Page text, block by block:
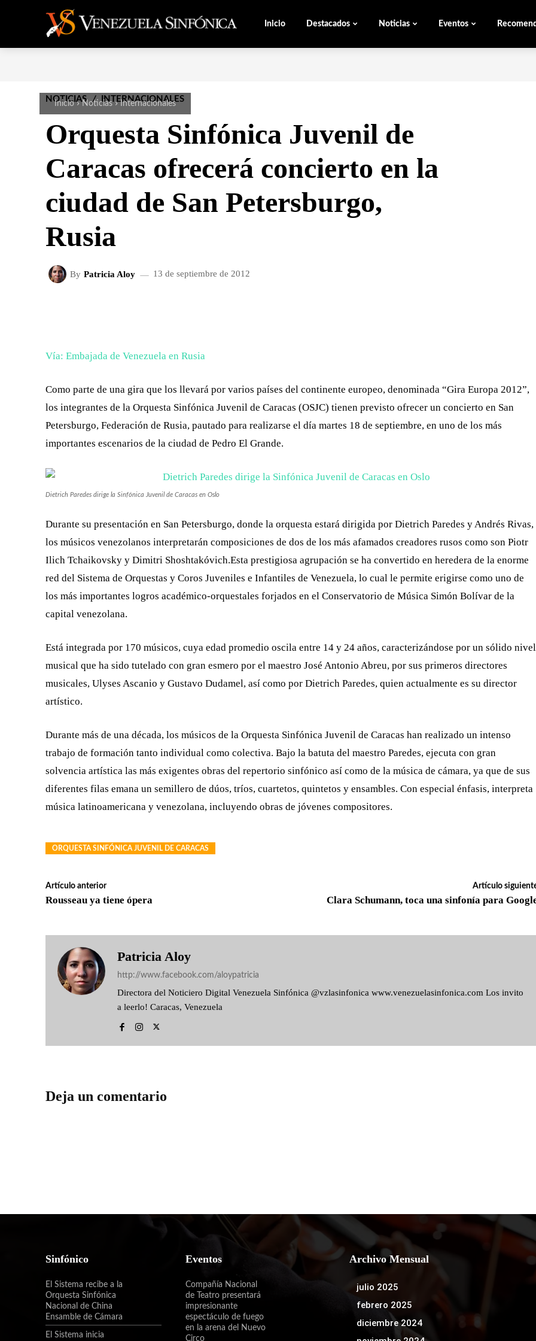
Inicio Destacados Noticias Eventos
Inicio Noticias Internacionales
NOTICIAS INTERNACIONALES
Orquesta Sinfónica Juvenil de
Caracas ofrecerá concierto en la
ciudad de San Petersburgo,
Rusia
By Patricia Aloy 13 de septiembre de 2012
Vía: Embajada de Venezuela en Rusia
Como parte de una gira que los llevará por varios países del continente europeo, denominada “Gira Europa 2012”,
los integrantes de la Orquesta Sinfónica Juvenil de Caracas (OSJC) tienen previsto ofrecer un concierto en San
Petersburgo, Federación de Rusia, pautado para realizarse el día martes 18 de septiembre, en uno de los más
importantes escenarios de la ciudad de Pedro El Grande.
Dietrich Paredes dirige la Sinfónica Juvenil de Caracas en Oslo
Durante su presentación en San Petersburgo, donde la orquesta estará dirigida por Dietrich Paredes y Andrés Rivas,
los músicos venezolanos interpretarán composiciones de dos de los más afamados creadores rusos como son Piotr
Ilich Tchaikovsky y Dimitri Shoshtakóvich.Esta prestigiosa agrupación se ha convertido en heredera de la enorme
red del Sistema de Orquestas y Coros Juveniles e Infantiles de Venezuela, lo cual le permite erigirse como uno de
los más importantes logros académico-orquestales forjados en el Conservatorio de Música Simón Bolívar de la
capital venezolana.
Está integrada por 170 músicos, cuya edad promedio oscila entre 14 y 24 años, caracterizándose por un sólido nivel
musical que ha sido tutelado con gran esmero por el maestro José Antonio Abreu, por sus primeros directores
musicales, Ulyses Ascanio y Gustavo Dudamel, así como por Dietrich Paredes, quien actualmente es su director
artístico.
Durante más de una década, los músicos de la Orquesta Sinfónica Juvenil de Caracas han realizado un intenso
trabajo de formación tanto individual como colectiva. Bajo la batuta del maestro Paredes, ejecuta con gran
solvencia artística las más exigentes obras del repertorio sinfónico así como de la música de cámara, ya que de sus
diferentes filas emana un semillero de dúos, tríos, cuartetos, quintetos y ensambles. Con especial énfasis, interpreta
música latinoamericana y venezolana, incluyendo obras de jóvenes compositores.
ORQUESTA SINFÓNICA JUVENIL DE CARACAS
Artículo anterior
Rousseau ya tiene ópera
Artículo
Clara Schumann, toca una sinfonía para
Patricia Aloy
http://www.facebook.com/aloypatricia
Directora del Noticiero Digital Venezuela Sinfónica @vzlasinfonica www.venezuelasinfonica.com Los invito
a leerlo! Caracas, Venezuela
Deja un comentario
Sinfónico
El Sistema recibe a la
Orquesta Sinfónica
Nacional de China
Ensamble de Cámara
El Sistema inicia
Eventos
Compañía Nacional
de Teatro presentará
impresionante
espectáculo de fuego
en la arena del Nuevo
Circo
Archivo Mensual
julio 2025
febrero 2025
diciembre 2024